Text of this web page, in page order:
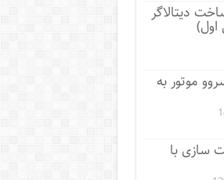
دیتالاگر
اول)
موتور به
سازی با